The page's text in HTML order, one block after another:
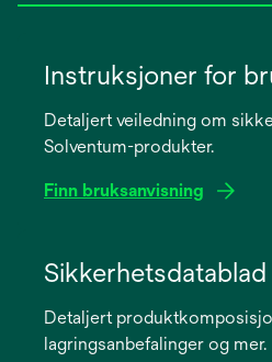
Instruksjoner for
Detaljert veiledning om
Solventum-produkter.
Finn bruksanvisning
new
Sikkerhetsdatablad
Detaljert
lagringsanbefalinger og mer.